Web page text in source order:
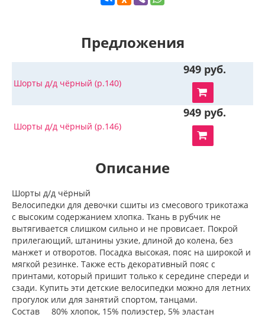
Предложения
Шорты д/д чёрный (р.140)
949 руб.
Шорты д/д чёрный (р.146)
949 руб.
Описание
Шорты д/д чёрный
Велосипедки для девочки сшиты из смесового трикотажа
с высоким содержанием хлопка. Ткань в рубчик не
вытягивается слишком сильно и не провисает. Покрой
прилегающий, штанины узкие, длиной до колена, без
манжет и отворотов. Посадка высокая, пояс на широкой и
мягкой резинке. Также есть декоративный пояс с
принтами, который пришит только к середине спереди и
сзади. Купить эти детские велосипедки можно для летних
прогулок или для занятий спортом, танцами.
Состав 80% хлопок, 15% полиэстер, 5% эластан